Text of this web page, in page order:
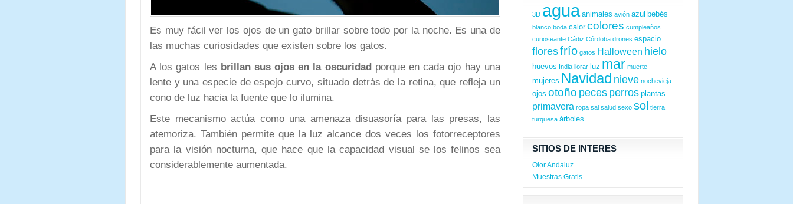
Es muy fácil ver los ojos de un gato brillar sobre todo por la noche. Es una de
las muchas curiosidades que existen sobre los gatos.
A los gatos les brillan sus ojos en la oscuridadporque en cada ojo hay una
lente y una especie de espejo curvo, situado detrás de la retina, que refleja un
cono de luz hacia la fuente que lo ilumina.
Este mecanismo actúa como una amenaza disuasoría para las presas, las
atemoriza. También permite que la luz alcance dos veces los fotorreceptores
para la visión nocturna, que hace que la capacidad visual se los felinos sea
considerablemente aumentada.
3D agua animales avión azul bebés
blanco boda calor colores cumpleaños
curioseante Cádiz Córdoba drones espacio
floresfrío gatos Halloween hielo
huevos India llorar luz mar muerte
mujeres Navidad nieve nochevieja
ojos otoño peces perros plantas
primavera ropa sal salud sexo sol tierra
turquesa árboles
SITIOS DE INTERES
Olor Andaluz
Muestras Gratis